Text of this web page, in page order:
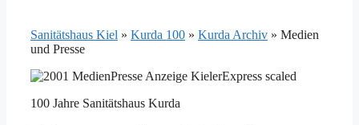
Sanitätshaus Kiel » Kurda 100 » Kurda Archiv » Medien
und Presse
100 Jahre Sanitätshaus Kurda